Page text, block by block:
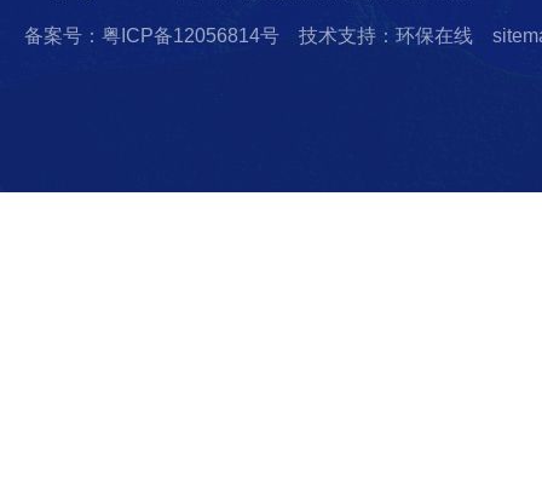
备案号：粤ICP备12056814号 技术支持：环保在线